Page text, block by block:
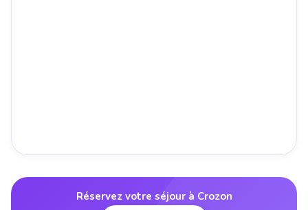
Réservez votre séjour à Crozon